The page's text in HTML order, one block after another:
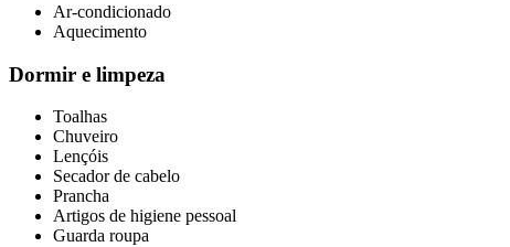
Ar-condicionado
Aquecimento
Dormir e limpeza
Toalhas
Chuveiro
Lençóis
Secador de cabelo
Prancha
Artigos de higiene pessoal
Guarda roupa